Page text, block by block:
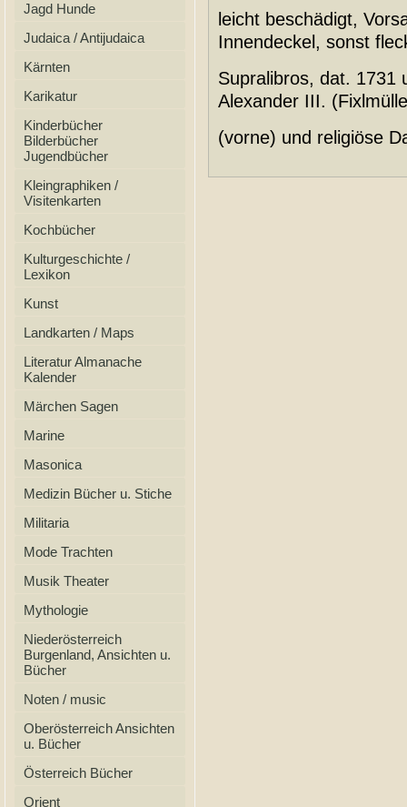
Jagd Hunde
Judaica / Antijudaica
Kärnten
Karikatur
Kinderbücher
Bilderbücher
Jugendbücher
Kleingraphiken /
Visitenkarten
Kochbücher
Kulturgeschichte /
Lexikon
Kunst
Landkarten / Maps
Literatur Almanache
Kalender
Märchen Sagen
Marine
Masonica
Medizin Bücher u. Stiche
Militaria
Mode Trachten
Musik Theater
Mythologie
Niederösterreich
Burgenland, Ansichten u.
Bücher
Noten / music
Oberösterreich Ansichten
u. Bücher
Österreich Bücher
Orient
leicht beschädigt,
Innendeckel, sonst
Supralibros, dat. 1731
Alexander III.
(vorne) und religiöse